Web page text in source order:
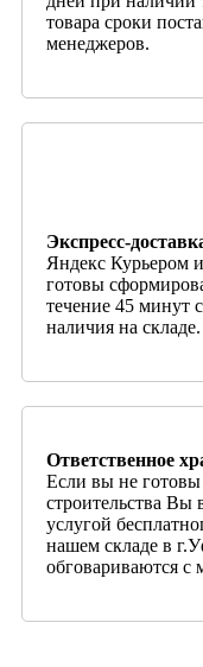
товара сроки
менеджеров.
Экспресс-
Яндекс Курьером
готовы
течение 45 минут
наличия на складе.
Ответственное
Если вы не готовы
строительства Вы
услугой
нашем складе в
обговариваются